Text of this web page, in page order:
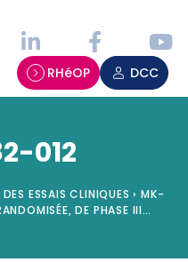
RHéOP DCC
012
ESSAIS CLINIQUES › MK-
DE PHASE III…